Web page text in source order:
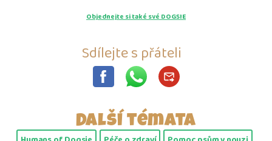
Objednejte si také své DOGSIE
Sdílejte s přáteli
Další témata